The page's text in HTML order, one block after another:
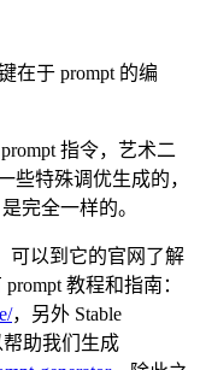
在于 prompt 的编
指令，艺术二
些特殊调优生成的，
完全一样的。
可以到它的官网了解
教程和指南：
，另外 Stable
帮助我们生成